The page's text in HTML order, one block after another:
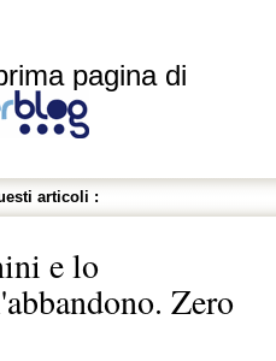
pagina di
articoli :
e lo
Zero